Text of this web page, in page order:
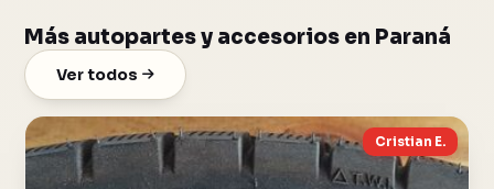
Más autopartes y accesorios en Paraná
Ver todos
Cristian E.